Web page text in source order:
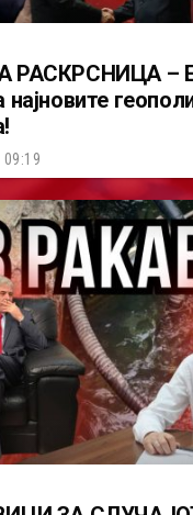
РАСКРСНИЦА –
најновите
09:19